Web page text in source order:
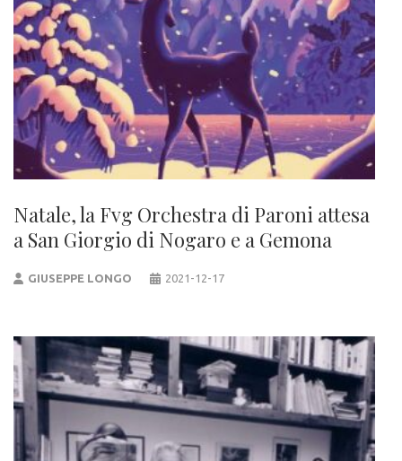
Natale, la Fvg Orchestra di Paroni attesa
a San Giorgio di Nogaro e a Gemona
GIUSEPPE LONGO 2021-12-17